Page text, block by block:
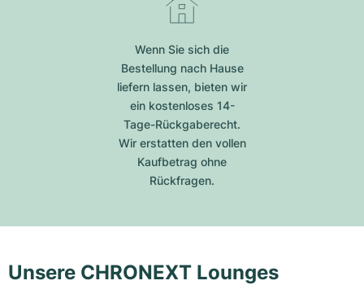
Wenn Sie sich die
Bestellung nach Hause
liefern lassen, bieten wir
ein kostenloses 14-
Tage-Rückgaberecht.
Wir erstatten den vollen
Kaufbetrag ohne
Rückfragen.
Unsere CHRONEXT Lounges